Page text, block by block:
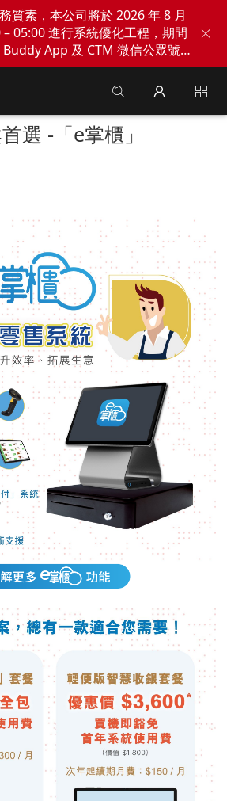
質素，本公司將於 2026 年 8 月
– 05:00 進行系統優化工程，期間
App 及 CTM 微信公眾號
。不便之處，敬請見諒！
選 -「e掌櫃」